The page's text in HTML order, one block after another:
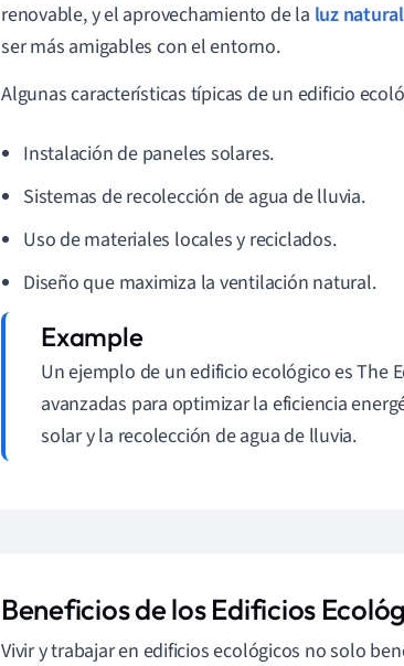
renovable, y el aprovechamiento de la luz natural
ser más amigables con el entorno.
Algunas características típicas de un edificio
Instalación de paneles solares.
Sistemas de recolección de agua de lluvia.
Uso de materiales locales y reciclados.
Diseño que maximiza la ventilación natural.
Un ejemplo de un edificio ecológico es The
avanzadas para optimizar la eficiencia
solar y la recolección de agua de lluvia.
Beneficios de los Edificios
Vivir y trabajar en edificios ecológicos no solo